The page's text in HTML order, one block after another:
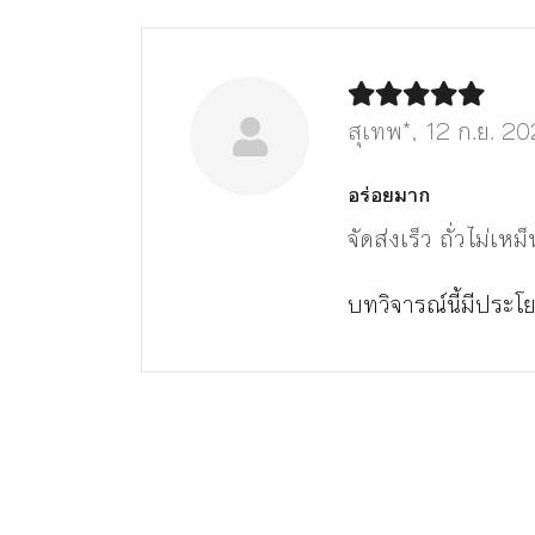
สุเทพ*, 12 ก.ย.
อร่อยมาก
จัดส่งเร็ว ถั่วไม่เหม็
บทวิจารณ์นี้มีประโ